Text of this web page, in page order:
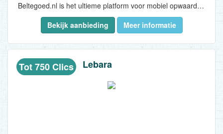
Beltegoed.nl is het ultieme platform voor mobiel opwaarderen, digitale cadeaubonnen en prepaidkaarten opwaarderen in Nederland. Wij maken het kopen van prepaidproducten eenvoudiger dan ooit. Betaalmogelijkheden zijn onder meer de belangrijkste creditcards, digitale portemonnees zoals Apple Pay en PayPal, en andere online betaalmethoden zoals iDEAL...
Bekijk aanbieding
Meer informatie
Tot 750 Clics Lebara